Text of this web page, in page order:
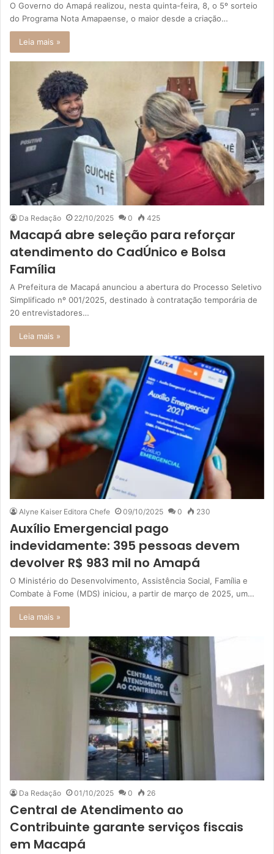
O Governo do Amapá realizou, nesta quinta-feira, 8, o 5º sorteio
do Programa Nota Amapaense, o maior desde a criação…
Leia mais »
Da Redação 22/10/2025 0 425
Macapá abre seleção para reforçar
atendimento do CadÚnico e Bolsa
Família
A Prefeitura de Macapá anunciou a abertura do Processo Seletivo
Simplificado nº 001/2025, destinado à contratação temporária de
20 entrevistadores…
Leia mais »
Alyne Kaiser Editora Chefe 09/10/2025 0 230
Auxílio Emergencial pago
indevidamente: 395 pessoas devem
devolver R$ 983 mil no Amapá
O Ministério do Desenvolvimento, Assistência Social, Família e
Combate à Fome (MDS) iniciou, a partir de março de 2025, um…
Leia mais »
Da Redação 01/10/2025 0 26
Central de Atendimento ao
Contribuinte garante serviços fiscais
em Macapá